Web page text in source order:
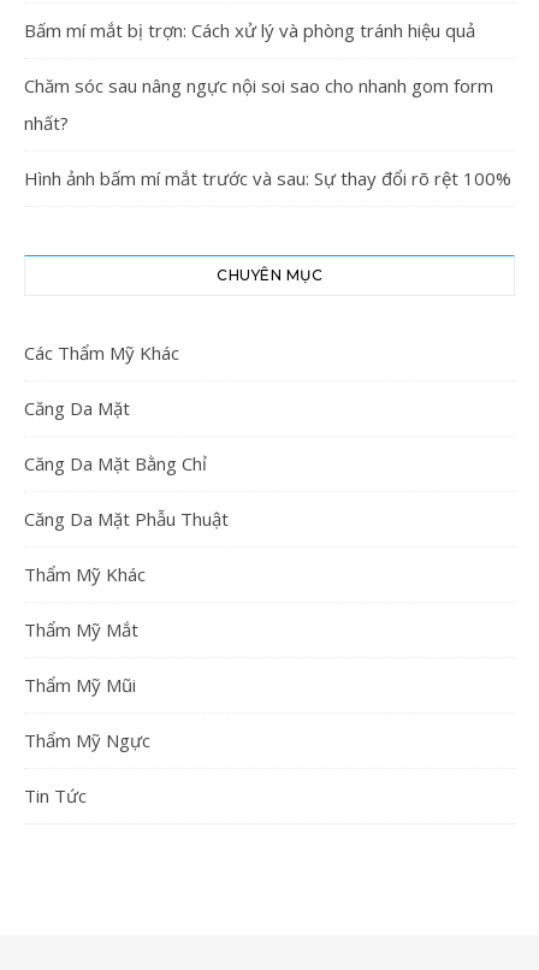
Bấm mí mắt bị trợn: Cách xử lý và phòng tránh hiệu quả
Chăm sóc sau nâng ngực nội soi sao cho nhanh gom form
nhất?
Hình ảnh bấm mí mắt trước và sau: Sự thay đổi rõ rệt 100%
CHUYÊN MỤC
Các Thẩm Mỹ Khác
Căng Da Mặt
Căng Da Mặt Bằng Chỉ
Căng Da Mặt Phẫu Thuật
Thẩm Mỹ Khác
Thẩm Mỹ Mắt
Thẩm Mỹ Mũi
Thẩm Mỹ Ngực
Tin Tức